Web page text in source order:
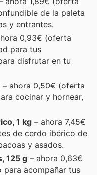
de la paleta
y entrantes.
0,93€ (oferta
para tus
disfrutar en tu
– ahora 0,50€ (oferta
cocinar y hornear,
1 kg – ahora 7,45€
de cerdo ibérico de
y asados.
125 g – ahora 0,63€
para acompañar tus